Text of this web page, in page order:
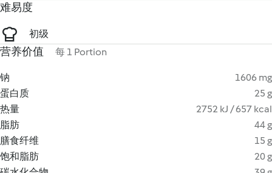
难易度
初级
营养价值 每 1 Portion
钠
1606 mg
蛋白质
25 g
热量
2752 kJ / 657 kcal
脂肪
44 g
膳食纤维
15 g
饱和脂肪
20 g